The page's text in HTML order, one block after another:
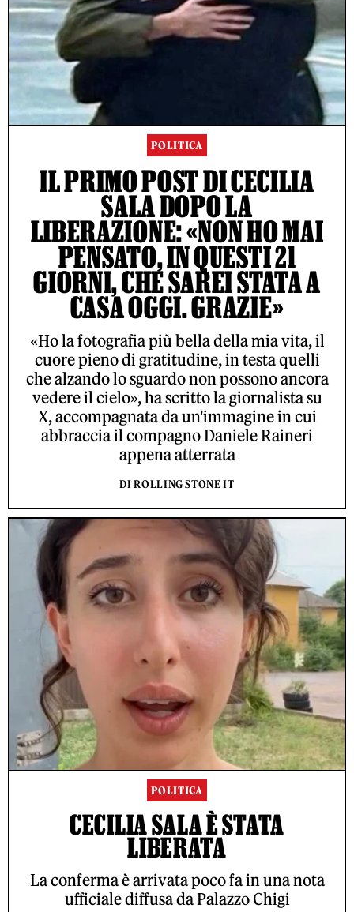
POLITICA
IL PRIMO POST DI CECILIA
SALA DOPO LA
LIBERAZIONE: «NON HO MAI
PENSATO, IN QUESTI 21
GIORNI, CHE SAREI STATA A
CASA OGGI. GRAZIE»
«Ho la fotografia più bella della mia vita, il
cuore pieno di gratitudine, in testa quelli
che alzando lo sguardo non possono ancora
vedere il cielo», ha scritto la giornalista su
X, accompagnata da un'immagine in cui
abbraccia il compagno Daniele Raineri
appena atterrata
DI ROLLING STONE IT
POLITICA
CECILIA SALA È STATA
LIBERATA
La conferma è arrivata poco fa in una nota
ufficiale diffusa da Palazzo Chigi